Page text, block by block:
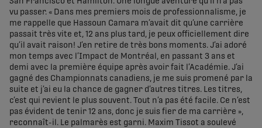
vu passer. « Dans mes premiers mois de professionnalisme, je
me rappelle que Hassoun Camara m’avait dit qu’une carrière
passait très vite et, 12 ans plus tard, je peux officiellement dire
qu’il avait raison! J’en retire de très bons moments. J’ai adoré
mon temps avec l’Impact de Montréal, en passant 3 ans et
demi avec la première équipe après avoir fait l’Académie. J’ai
gagné des Championnats canadiens, je me suis promené par la
suite et j’ai eu la chance de gagner d’autres titres. Les titres,
c’est qui revient le plus souvent. Tout n’a pas été facile. Ce n’est
pas évident de tenir 12 ans, donc je suis fier de ma carrière »,
reconnaît-il. Le palmarès est garni. Maxim Tissot a soulevé